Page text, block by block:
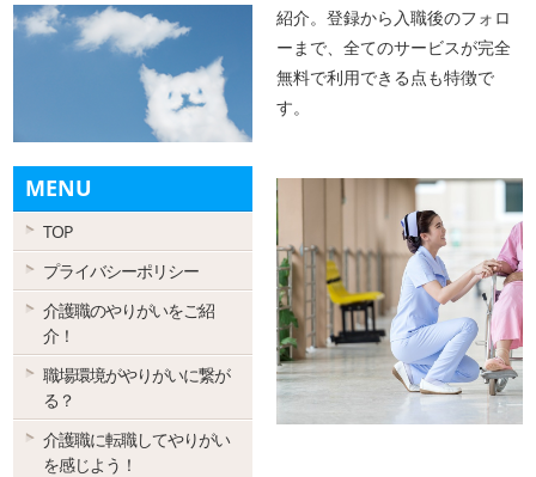
紹介。登録から入職後のフォロ
ーまで、全てのサービスが完全
無料で利用できる点も特徴で
す。
MENU
TOP
プライバシーポリシー
介護職のやりがいをご紹
介！
職場環境がやりがいに繋が
る？
介護職に転職してやりがい
を感じよう！